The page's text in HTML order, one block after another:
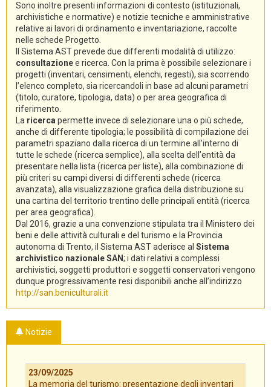
Sono inoltre presenti informazioni di contesto (istituzionali,
archivistiche e normative) e notizie tecniche e amministrative
relative ai lavori di ordinamento e inventariazione, raccolte
nelle schede Progetto.
Il Sistema AST prevede due differenti modalità di utilizzo:
consultazionee ricerca. Con la prima è possibile selezionare i
progetti (inventari, censimenti, elenchi, regesti), sia scorrendo
l’elenco completo, sia ricercandoli in base ad alcuni parametri
(titolo, curatore, tipologia, data) o per area geografica di
riferimento.
La ricerca permette invece di selezionare una o più schede,
anche di differente tipologia; le possibilità di compilazione dei
parametri spaziano dalla ricerca di un termine all’interno di
tutte le schede (ricerca semplice), alla scelta dell’entità da
presentare nella lista (ricerca per liste), alla combinazione di
più criteri su campi diversi di differenti schede (ricerca
avanzata), alla visualizzazione grafica della distribuzione su
una cartina del territorio trentino delle principali entità (ricerca
per area geografica).
Dal 2016, grazie a una convenzione stipulata tra il Ministero dei
beni e delle attività culturali e del turismo e la Provincia
autonoma di Trento, il Sistema AST aderisce al Sistema
archivistico nazionale SAN; i dati relativi a complessi
archivistici, soggetti produttori e soggetti conservatori vengono
dunque progressivamente resi disponibili anche all’indirizzo
http://san.beniculturali.it
Notizie
23/09/2025
La memoria del turismo: presentazione degli inventari